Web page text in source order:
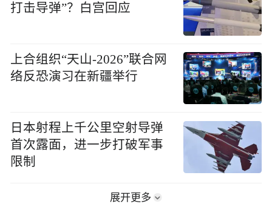
打击导弹”？白宫回应
上合组织“天山-2026”联合网
络反恐演习在新疆举行
日本射程上千公里空射导弹
首次露面，进一步打破军事
限制
展开更多